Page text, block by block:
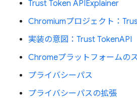
Trust Token APIExplainer
Chromiumプロジェクト：
実装の意図：Trust TokenAPI
Chromeプラットフォームの
プライバシーパス
プライバシーパスの拡張